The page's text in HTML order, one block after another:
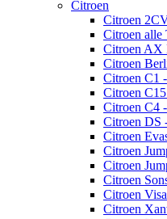
Citroen
Citroen
Citroen alle
Citroen
Citroen
Citroen C1
Citroen
Citroen C4
Citroen DS
Citroen
Citroen
Citroen
Citroen
Citroen Visa
Citroen